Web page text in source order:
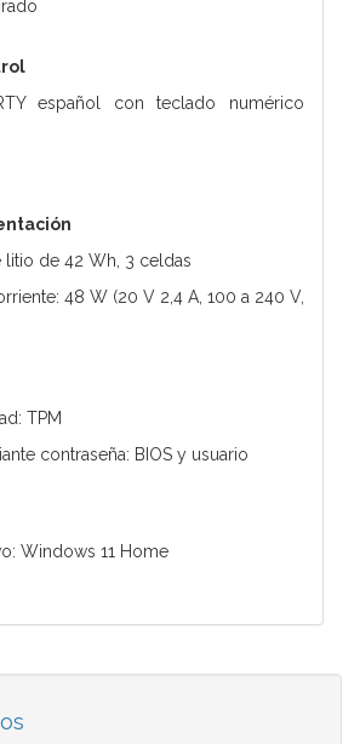
español con teclado numérico
litio de 42 Wh, 3 celdas
48 W (20 V 2,4 A, 100 a 240 V,
TPM
contraseña: BIOS y usuario
Windows 11 Home